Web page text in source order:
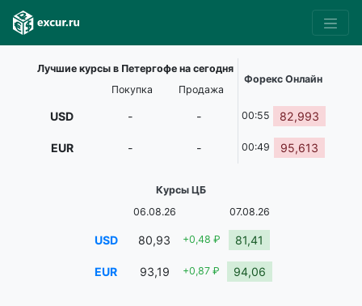
Лучшие курсы в Петергофе на сегодня
Форекс Онлайн
Покупка
Продажа
USD - - 00:55 82,993
EUR - - 00:49 95,613
Курсы ЦБ
06.08.26
07.08.26
USD 80,93 +0,48 ₽ 81,41
EUR 93,19 +0,87 ₽ 94,06